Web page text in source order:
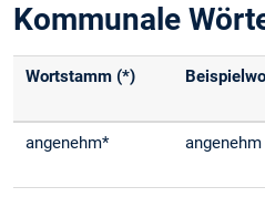
Kommunale
Wortstamm (*)
angenehm* angenehm